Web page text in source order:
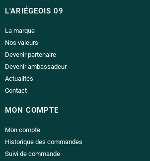
L'ARIÉGEOIS 09
La marque
Nos valeurs
Devenir partenaire
Devenir ambassadeur
Actualités
Contact
MON COMPTE
Mon compte
Historique des commandes
Suivi de commande